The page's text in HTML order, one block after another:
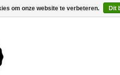
om onze website te verbeteren. Dit